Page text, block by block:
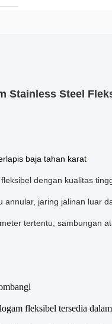
Stainless Steel
baja tahan karat
dengan kualitas
annular, jaring jalinan luar
tertentu, sambungan
l
fleksibel tersedia